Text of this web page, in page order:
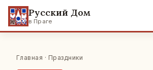
Русский Дом
в Праге
Главная · Праздники